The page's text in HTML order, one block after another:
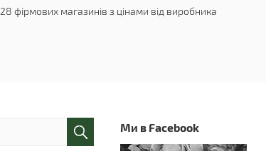
28 фірмових магазинів з цінами від виробника
Ми в Facebook